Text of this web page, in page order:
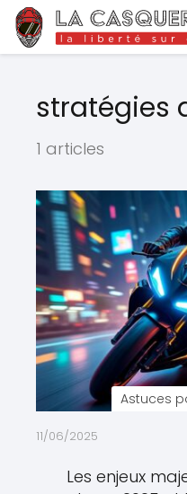
stratégies
1 articles
Astuces
11/06/2025
Les enjeux